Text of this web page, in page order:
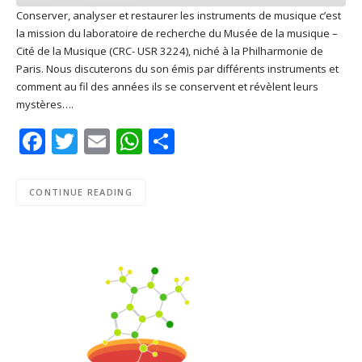
Apple Podcasts Deezer
Google Play PocketCasts
Podcast Addict RSS
RSS FEED
SHARE
LINK
EMBED
Conserver, analyser et restaurer les instruments de musique c’est
la mission du laboratoire de recherche du Musée de la musique –
Cité de la Musique (CRC- USR 3224), niché à la Philharmonie de
Paris. Nous discuterons du son émis par différents instruments et
comment au fil des années ils se conservent et révèlent leurs
mystères….
Facebook
Twitter
EmailWhatsApp
CONTINUE READING